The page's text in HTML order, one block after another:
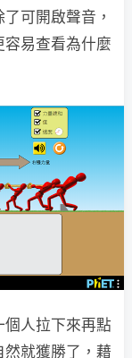
可開啟聲音，
易查看為什麼
人拉下來再點
就獲勝了，藉